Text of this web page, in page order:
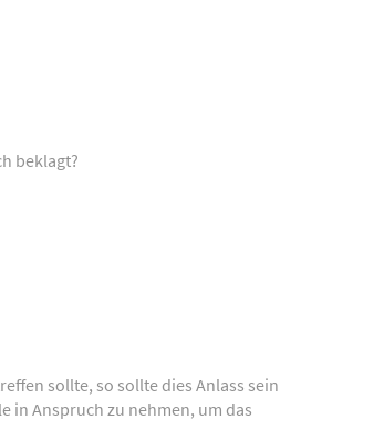
beklagt?
sollte, so sollte dies Anlass sein
in Anspruch zu nehmen, um das